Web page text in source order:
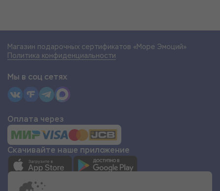
Магазин подарочных сертификатов «Море Эмоций»
Политика конфиденциальности
Мы в соц сетях
Оплата через
Скачивайте наше приложение